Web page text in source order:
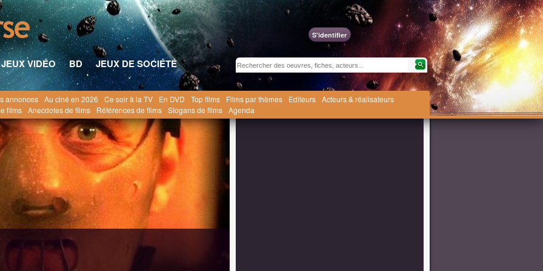
S'identifier
JEUX VIDÉO BD
JEUX DE SOCIÉTÉ
annonces Au ciné en 2026 Ce soir à la TV En DVD Top films Films par thèmes Editeurs Acteurs & réalisateurs
films Anecdotes de films Références de films Slogans de films Agenda
Hannibal [2001]